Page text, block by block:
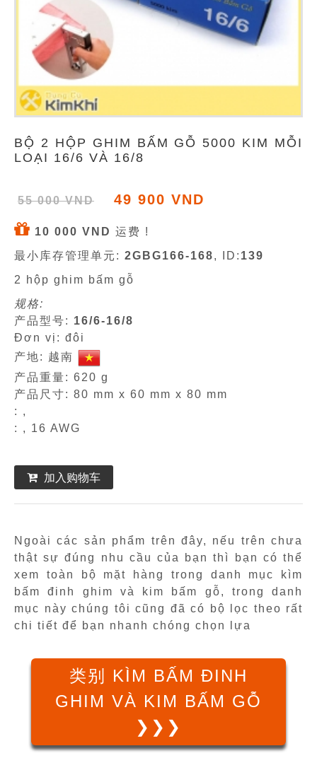
BỘ 2 HỘP GHIM BẤM GỖ 5000 KIM MỖI
LOẠI 16/6 VÀ 16/8
55 000 VND 49 900 VND
10 000 VND 运费 !
最小库存管理单元: 2GBG166-168, ID: 139
2 hộp ghim bấm gỗ
规格:
产品型号: 16/6-16/8
Đơn vị: đôi
产地: 越南
产品重量: 620 g
产品尺寸: 80 mm x 60 mm x 80 mm
: ,
: , 16 AWG
加入购物车
Ngoài các sản phẩm trên đây, nếu trên chưa
thật sự đúng nhu cầu của bạn thì bạn có thể
xem toàn bộ mặt hàng trong danh mục kìm
bấm đinh ghim và kim bấm gỗ, trong danh
mục này chúng tôi cũng đã có bộ lọc theo rất
chi tiết để bạn nhanh chóng chọn lựa
类别 KÌM BẤM ĐINH
GHIM VÀ KIM BẤM GỖ
❯❯❯